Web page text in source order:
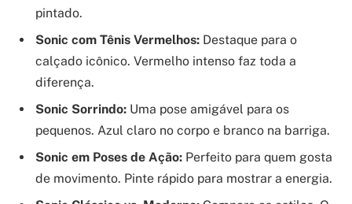
pintado.
Sonic com Tênis Vermelhos: Destaque para o
calçado icônico. Vermelho intenso faz toda a
diferença.
Sonic Sorrindo: Uma pose amigável para os
pequenos. Azul claro no corpo e branco na barriga.
Sonic em Poses de Ação: Perfeito para quem gosta
de movimento. Pinte rápido para mostrar a energia.